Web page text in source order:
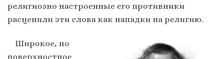
религиозно настроенные его противники
расценили эти слова как нападки на религию.
Широкое, но
поверхностное